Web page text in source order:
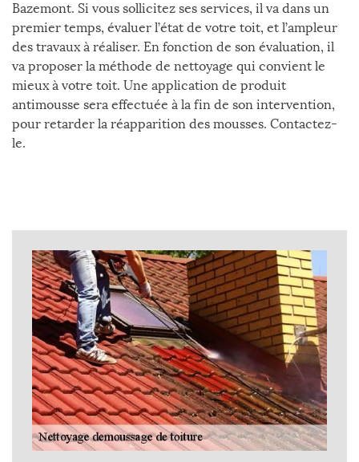
Bazemont. Si vous sollicitez ses services, il va dans un
premier temps, évaluer l’état de votre toit, et l’ampleur
des travaux à réaliser. En fonction de son évaluation, il
va proposer la méthode de nettoyage qui convient le
mieux à votre toit. Une application de produit
antimousse sera effectuée à la fin de son intervention,
pour retarder la réapparition des mousses. Contactez-
le.